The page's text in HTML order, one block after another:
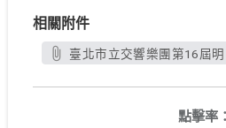
相關附件
臺北市立交響樂團第16屆
點擊率：